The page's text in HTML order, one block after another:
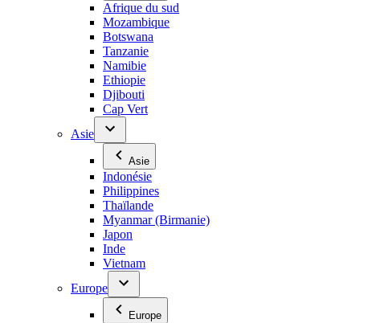
Afrique du sud
Mozambique
Botswana
Tanzanie
Namibie
Ethiopie
Djibouti
Cap Vert
Asie
Asie
Indonésie
Philippines
Thaïlande
Myanmar (Birmanie)
Japon
Inde
Vietnam
Europe
Europe